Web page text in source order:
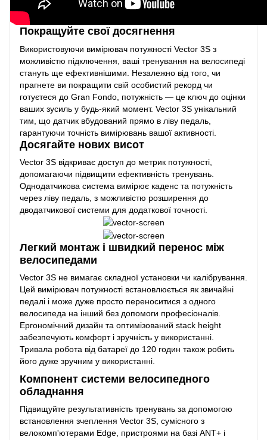
Покращуйте свої досягнення
Використовуючи вимірювач потужності Vector 3S з
можливістю підключення, ваші тренування на велосипеді
стануть ще ефективнішими. Незалежно від того, чи
прагнете ви покращити свій особистий рекорд чи
готуєтеся до Gran Fondo, потужність — це ключ до оцінки
ваших зусиль у будь-який момент. Vector 3S унікальний
тим, що датчик вбудований прямо в ліву педаль,
гарантуючи точність вимірювань вашої активності.
Досягайте нових висот
Vector 3S відкриває доступ до метрик потужності,
допомагаючи підвищити ефективність тренувань.
Однодатчикова система вимірює каденс та потужність
через ліву педаль, з можливістю розширення до
дводатчикової системи для додаткової точності.
Легкий монтаж і швидкий перенос між
велосипедами
Vector 3S не вимагає складної установки чи калібрування.
Цей вимірювач потужності встановлюється як звичайні
педалі і може дуже просто переноситися з одного
велосипеда на інший без допомоги професіоналів.
Ергономічний дизайн та оптимізований stack height
забезпечують комфорт і зручність у використанні.
Тривала робота від батареї до 120 годин також робить
його дуже зручним у використанні.
Компонент системи велосипедного
обладнання
Підвищуйте результативність тренувань за допомогою
встановлення зчеплення Vector 3S, сумісного з
велокомп'ютерами Edge, пристроями на базі ANT+ і